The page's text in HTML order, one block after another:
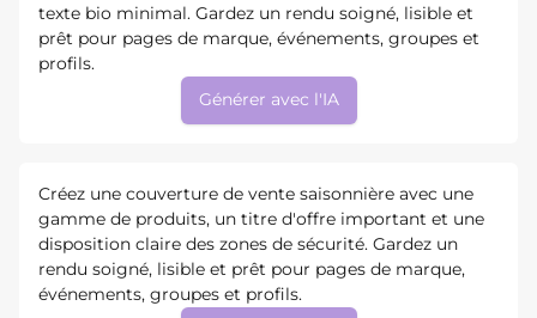
texte bio minimal. Gardez un rendu soigné, lisible et
prêt pour pages de marque, événements, groupes et
profils.
Générer avec l'IA
Créez une couverture de vente saisonnière avec une
gamme de produits, un titre d'offre important et une
disposition claire des zones de sécurité. Gardez un
rendu soigné, lisible et prêt pour pages de marque,
événements, groupes et profils.